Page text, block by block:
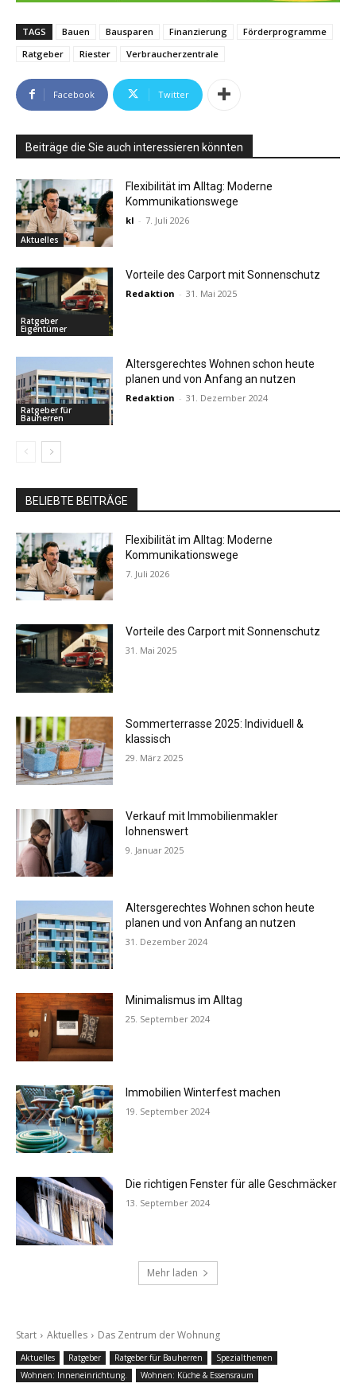
TAGS Bauen Bausparen Finanzierung
Förderprogramme
Ratgeber
Riester Verbraucherzentrale
Facebook Twitter
Beiträge die Sie auch interessieren könnten
Aktuelles
Flexibilität im Alltag: Moderne
Kommunikationswege
kl - 7. Juli 2026
Ratgeber
Eigentümer
Vorteile des Carport mit Sonnenschutz
Redaktion - 31. Mai 2025
Ratgeber für
Bauherren
Altersgerechtes Wohnen schon heute
planen und von Anfang an nutzen
Redaktion - 31. Dezember 2024
BELIEBTE BEITRÄGE
Flexibilität im Alltag: Moderne
Kommunikationswege
7. Juli 2026
Vorteile des Carport mit Sonnenschutz
31. Mai 2025
Sommerterrasse 2025: Individuell &
klassisch
29. März 2025
Verkauf mit Immobilienmakler
lohnenswert
9. Januar 2025
Altersgerechtes Wohnen schon heute
planen und von Anfang an nutzen
31. Dezember 2024
Minimalismus im Alltag
25. September 2024
Immobilien Winterfest machen
19. September 2024
Die richtigen Fenster für alle Geschmäcker
13. September 2024
Mehr laden